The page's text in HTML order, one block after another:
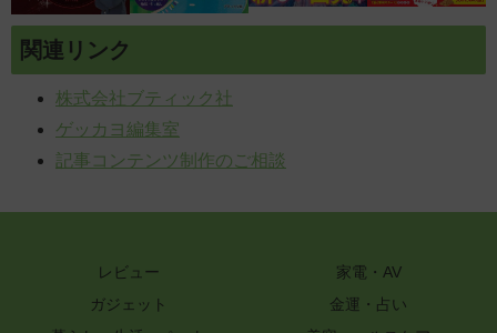
関連リンク
株式会社ブティック社
ゲッカヨ編集室
記事コンテンツ制作のご相談
レビュー
家電・AV
ガジェット
金運・占い